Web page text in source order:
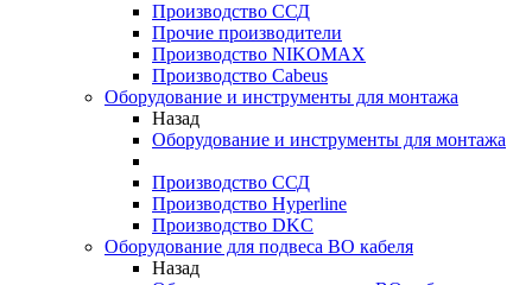
Производство ССД
Прочие производители
Производство NIKOMAX
Производство Cabeus
Оборудование и инструменты для монтажа
Назад
Оборудование и инструменты для монтажа
Производство ССД
Производство Hyperline
Производство DKC
Оборудование для подвеса ВО кабеля
Назад